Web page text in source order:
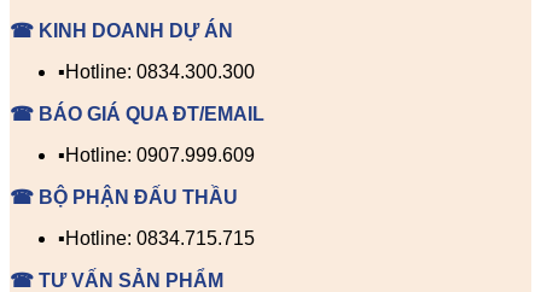
☎ KINH DOANH DỰ ÁN
▪️Hotline: 0834.300.300
☎ BÁO GIÁ QUA ĐT/EMAIL
▪️Hotline: 0907.999.609
☎ BỘ PHẬN ĐẤU THẦU
▪️Hotline: 0834.715.715
☎ TƯ VẤN SẢN PHẨM